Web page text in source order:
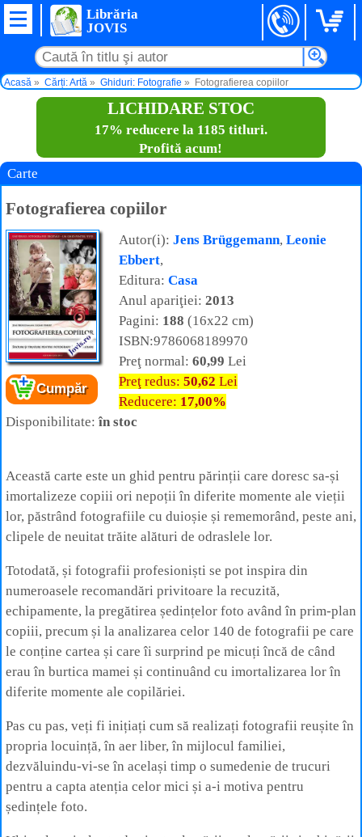
Librăria
JOVIS
Acasă Cărți: Artă Ghiduri: Fotografie Fotografierea copiilor
LICHIDARE STOC
17% reducere la 1185 titluri.
Profită acum!
Carte
Fotografierea copiilor
Cartea:
Fotografierea copiilor
Autor:
Jens Brüggemann, Leonie Ebbert,
Editura:
Casa
Cumpăr
Autor(i): Jens Brüggemann, Leonie
Ebbert,
Editura: Casa
Anul apariţiei: 2013
Pagini: 188 (16x22 cm)
ISBN:9786068189970
Preţ normal: 60,99 Lei
Preţ redus: 50,62 Lei
Reducere: 17,00%
Disponibilitate:în stoc
Această carte este un ghid pentru părinții care doresc sa-și
imortalizeze copiii ori nepoții în diferite momente ale vieții
lor, păstrând fotografiile cu duioșie și rememorând, peste ani,
clipele de neuitat trăite alături de odraslele lor.
Totodată, și fotografii profesioniști se pot inspira din
numeroasele recomandări privitoare la recuzită,
echipamente, la pregătirea ședințelor foto având în prim-plan
copiii, precum și la analizarea celor 140 de fotografii pe care
le conține cartea și care îi surprind pe micuți încă de când
erau în burtica mamei și continuând cu imortalizarea lor în
diferite momente ale copilăriei.
Pas cu pas, veți fi inițiați cum să realizați fotografii reușite în
propria locuință, în aer liber, în mijlocul familiei,
dezvăluindu-vi-se în același timp o sumedenie de trucuri
pentru a capta atenția celor mici și a-i motiva pentru
ședințele foto.